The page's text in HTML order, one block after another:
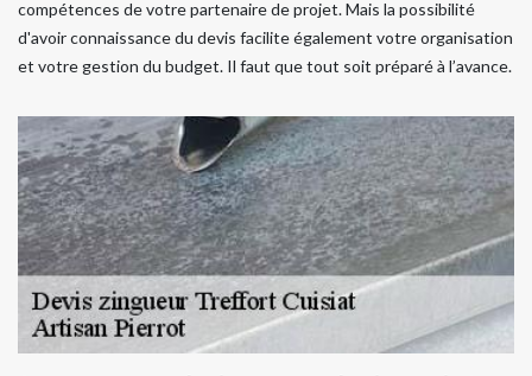
compétences de votre partenaire de projet. Mais la possibilité
d'avoir connaissance du devis facilite également votre organisation
et votre gestion du budget. Il faut que tout soit préparé à l’avance.